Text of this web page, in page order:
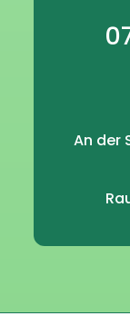
An der